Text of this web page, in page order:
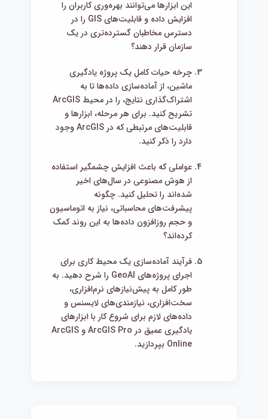
این ابزارها می‌توانند بهره‌وری کاربران را
افزایش داده و قابلیت‌های GIS را در
دسترس مخاطبان گسترده‌تری در یک
سازمان قرار دهند؟
چرخه حیات کامل یک پروژه یادگیری
ماشین، از آماده‌سازی داده‌ها تا به
اشتراک‌گذاری نتایج، را در محیط ArcGIS
تشریح کنید. برای هر مرحله، ابزارها و
قابلیت‌های مرتبطی که در ArcGIS وجود
دارد را ذکر کنید.
عواملی که باعث افزایش چشمگیر استفاده
از هوش مصنوعی در سال‌های اخیر
شده‌اند را تحلیل کنید. چگونه
پیشرفت‌های محاسباتی، نیاز به اتوماسیون
و حجم روزافزون داده‌ها به این روند کمک
کرده‌اند؟
فرآیند آماده‌سازی یک محیط کاری برای
اجرای پروژه‌های GeoAI را شرح دهید. به
طور کامل به پیش‌نیازهای نرم‌افزاری،
سخت‌افزاری، نیازمندی‌های لایسنس و
داده‌های لازم برای شروع کار با ابزارهای
یادگیری عمیق در ArcGIS Pro و ArcGIS
Online بپردازید.